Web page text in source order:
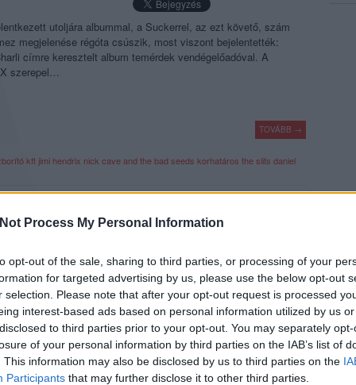
Process My Personal Information
opt-out of the sale, sharing to third parties, or processing of your
for targeted advertising by us, please use the below opt-out
selection. Please note that after your opt-out request is processed
interest-based ads based on personal information utilized by us
to third parties prior to your opt-out. You may separately
of your personal information by third parties on the IAB’s list of
This information may also be disclosed by us to third parties on the
Participants that may further disclose it to other third parties.
utoljára albummal, a Suckerrel, az ezt követő, szám
megjelenése régóta csúszik, most viszont bejelentették:
címre keresztelt album temérdek vendégelőadóval. A
szerepel…
TOVÁBB →
kft jimi hendrix nick cave and the bad seeds korhatáros the slits daniel
TÖRTÉNIK VALAMI” – HUSCHIT
9.)
lemezborító-fotózás egyik kiemelkedő alakja, nevéhez számos
a Szörényi-féle betiltott, legendás Utazástól, az ikonikus
nagyjelenetet ábrázoló címlapig. Fotórecorder-
epizódja.